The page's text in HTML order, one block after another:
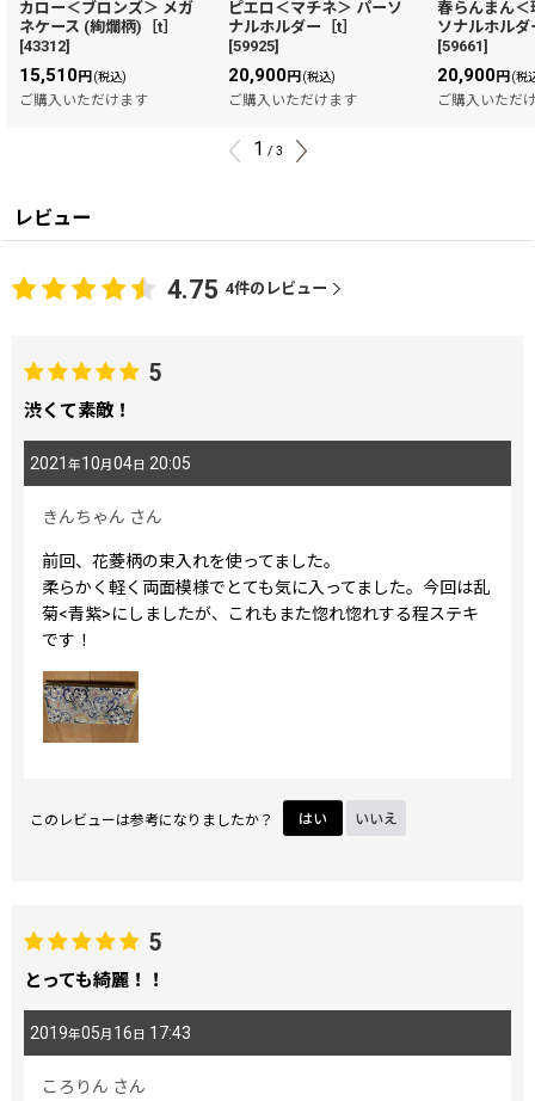
カロー＜ブロンズ＞ メガ
ネケース (絢爛柄)［t］
[43312]
15,510円(税込)
ご購入いただけます
ピエロ＜マチネ＞ パーソ
ナルホルダー［t］
[59925]
20,900円(税込)
ご購入いただけます
春らんまん＜
ソナルホルダ
[59661]
20,900円(税
ご購入いただ
1 / 3
レビュー
4.75 4件のレビュー
5
渋くて素敵！
2021 年10月04日 20:05
きんちゃん さん
前回、花菱柄の束入れを使ってました。
柔らかく軽く両面模様でとても気に入ってました。今回は乱
菊<青紫>にしましたが、これもまた惚れ惚れする程ステキ
です！
このレビューは参考になりましたか？ はい いいえ
5
とっても綺麗！！
2019年05月 16 日 17:43
ころりん さん